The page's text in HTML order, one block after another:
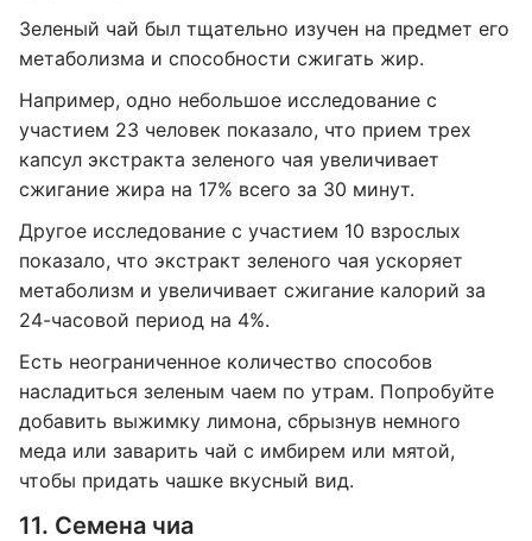
Зеленый чай был тщательно изучен на предмет его
метаболизма и способности сжигать жир.
Например, одно небольшое исследование с
участием 23 человек показало, что прием трех
капсул экстракта зеленого чая увеличивает
сжигание жира на 17% всего за 30 минут.
Другое исследование с участием 10 взрослых
показало, что экстракт зеленого чая ускоряет
метаболизм и увеличивает сжигание калорий за
24-часовой период на 4%.
Есть неограниченное количество способов
насладиться зеленым чаем по утрам. Попробуйте
добавить выжимку лимона, сбрызнув немного
меда или заварить чай с имбирем или мятой,
чтобы придать чашке вкусный вид.
11. Семена чиа